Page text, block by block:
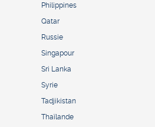
Philippines
Qatar
Russie
Singapour
Sri Lanka
Syrie
Tadjikistan
Thaïlande